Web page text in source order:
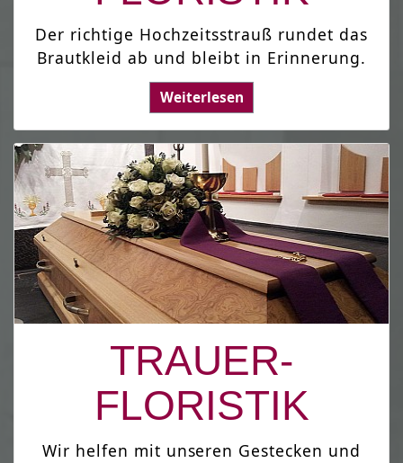
Der richtige Hochzeitsstrauß rundet das
Brautkleid ab und bleibt in Erinnerung.
Weiterlesen
TRAUER-
FLORISTIK
Wir helfen mit unseren Gestecken und